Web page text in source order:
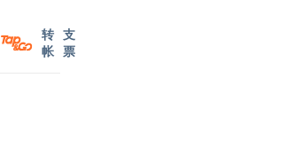
转
帐
支
票